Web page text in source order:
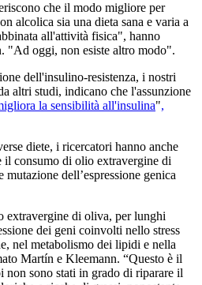
che il modo migliore per
alcolica sia una dieta sana e varia a
all'attività fisica", hanno
"Ad oggi, non esiste altro modo".
dell'insulino-resistenza, i nostri
altri studi, indicano che l'assunzione
la sensibilità all'insulina",
diete, i ricercatori hanno anche
il consumo di olio extravergine di
dell’espressione genica
extravergine di oliva, per lunghi
dei geni coinvolti nello stress
nel metabolismo dei lipidi e nella
Martín e Kleemann. “Questo è il
sono stati in grado di riparare il